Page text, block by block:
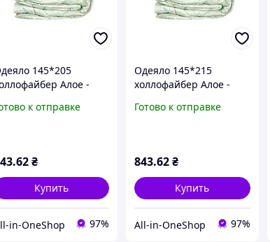
145*205
Алое -
к отправке
.62₴
Купить
in-OneShop 97%
Одеяло 145*215
холлофайбер Алое -
Готово к отправке
843.62₴
Купить
All-in-OneShop 97%